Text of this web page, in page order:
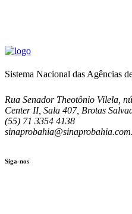
Sistema Nacional das Agências
Rua Senador Theotônio Vilela,
Center II, Sala 407, Brotas
(55) 71 3354 4138
Siga-nos